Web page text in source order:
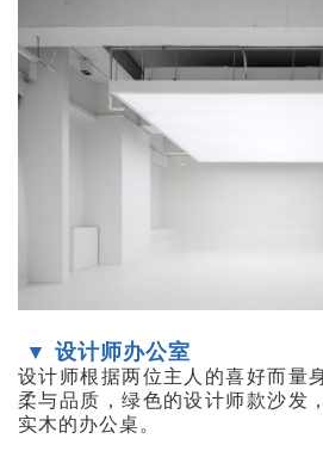
▼ 设计师办公室
设计师根据两位主人的喜好而量
柔与品质，绿色的设计师款沙发
实木的办公桌。